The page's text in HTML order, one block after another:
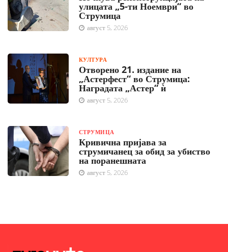
улицата „5-ти Ноември“ во
Струмица
август 5, 2026
КУЛТУРА
Отворено 21. издание на
„Астерфест“ во Струмица:
Наградата „Астер“ ѝ
август 5, 2026
СТРУМИЦА
Кривична пријава за
струмичанец за обид за убиство
на поранешната
август 5, 2026